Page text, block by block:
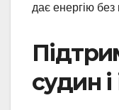
дає енергію без
судин і